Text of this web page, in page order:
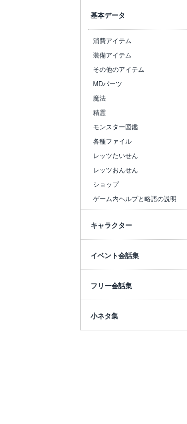
基本データ
消費アイテム
装備アイテム
その他のアイテム
MDパーツ
魔法
精霊
モンスター図鑑
各種ファイル
レッツたいせん
レッツおんせん
ショップ
ゲーム内ヘルプと略語の説明
キャラクター
イベント会話集
フリー会話集
小ネタ集